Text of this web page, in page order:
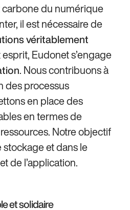
carbone du numérique
il est nécessaire de
véritablement
esprit, Eudonet s’engage
. Nous contribuons à
des processus
en place des
en termes de
Notre objectif
stockage et dans le
de l’application.
et solidaire